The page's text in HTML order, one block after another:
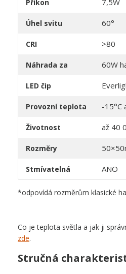
Příkon
Úhel svitu 60°
CRI >80
Náhrada za 60W
LED čip
Provozní teplota -15°C
Životnost až 40
Rozměry
Stmívatelná ANO
*odpovídá rozměrům klasické
Co je teplota světla a jak ji
zde.
Stručná